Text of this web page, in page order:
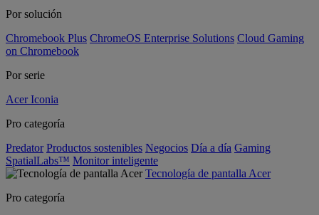
Por solución
Chromebook Plus ChromeOS Enterprise Solutions Cloud Gaming
on Chromebook
Por serie
Acer Iconia
Pro categoría
Predator Productos sostenibles Negocios Día a día Gaming
SpatialLabs™ Monitor inteligente
Tecnología de pantalla Acer
Pro categoría